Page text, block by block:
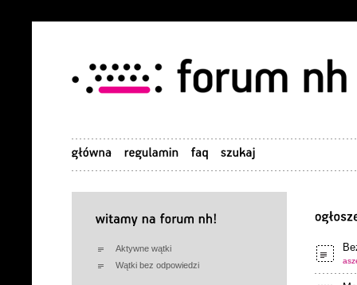
Aktywne wątki
Wątki bez odpowiedzi